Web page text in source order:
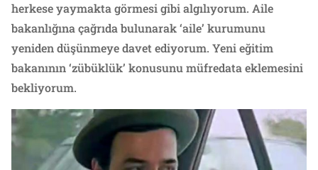
herkese yaymakta görmesi gibi algılıyorum. Aile
bakanlığına çağrıda bulunarak ‘aile’ kurumunu
yeniden düşünmeye davet ediyorum. Yeni eğitim
bakanının ‘zübüklük’ konusunu müfredata eklemesini
bekliyorum.